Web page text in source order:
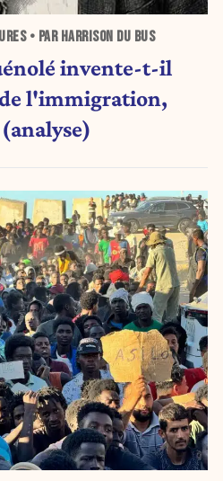
• PAR HARRISON DU BUS
invente-t-il
l'immigration,